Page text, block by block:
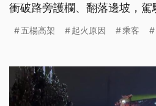
衝破路旁護欄、翻落邊坡，駕
五楊高架 起火原因 乘客